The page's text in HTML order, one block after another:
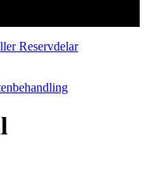
Reservdelar